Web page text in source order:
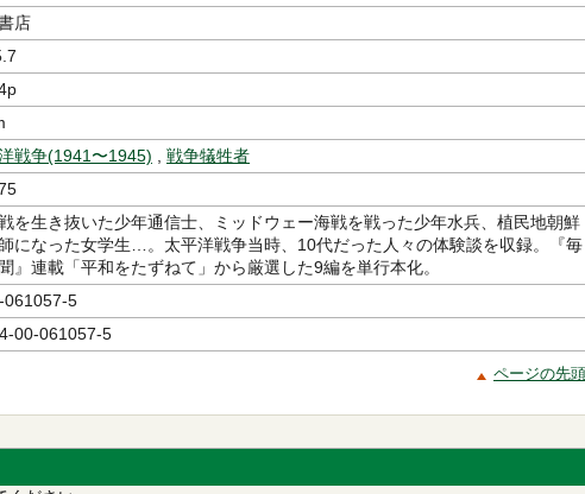
店
戦争(1941〜1945)
戦争犠牲者
を生き抜いた少年通信士、ミッドウェー海戦を戦った少年水兵、植民地朝鮮
になった女学生…。太平洋戦争当時、10代だった人々の体験談を収録。『毎
』連載「平和をたずねて」から厳選した9編を単行本化。
061057-5
00-061057-5
ページの先